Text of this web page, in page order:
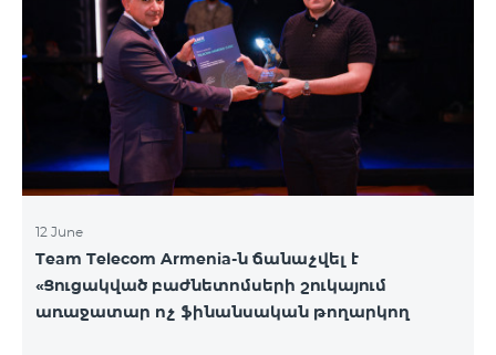
12 June
Team Telecom Armenia-ն ճանաչվել է
«Ցուցակված բաժնետոմսերի շուկայում
առաջատար ոչ ֆինանսական թողարկող